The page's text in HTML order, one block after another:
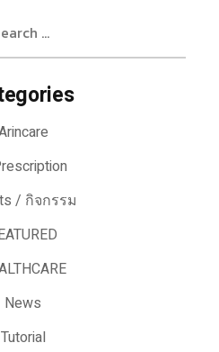
/ กิจกรรม
News
Tutorial